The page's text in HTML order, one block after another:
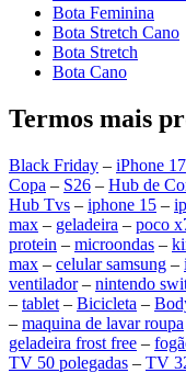
Bota Feminina
Bota Stretch Cano
Bota Stretch
Bota Cano
Termos mais
Black Friday – iPhone 17
Copa – S26 – Hub de
Hub Tvs – iphone 15 –
max – geladeira – poco
protein – microondas –
max – celular samsung –
ventilador– nintendo
– tablet – Bicicleta –
– maquina de lavar roupa
geladeira frost free –
TV 50 polegadas – TV